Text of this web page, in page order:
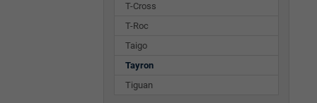
T-Cross
T-Roc
Taigo
Tayron
Tiguan